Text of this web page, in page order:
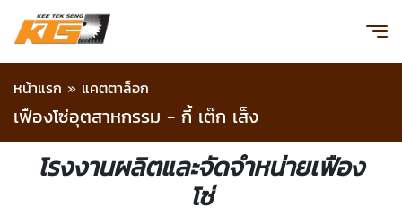
หน้าแรก » แคตตาล็อก
เฟืองโซ่อุตสาหกรรม - กี้ เต๊ก เส็ง
โรงงานผลิตและจัดจำหน่ายเฟือง
โซ่